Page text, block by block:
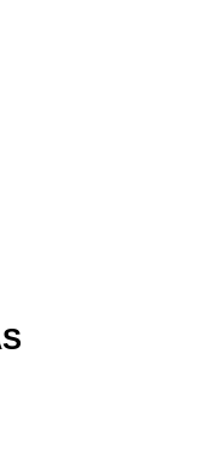
dengan saya